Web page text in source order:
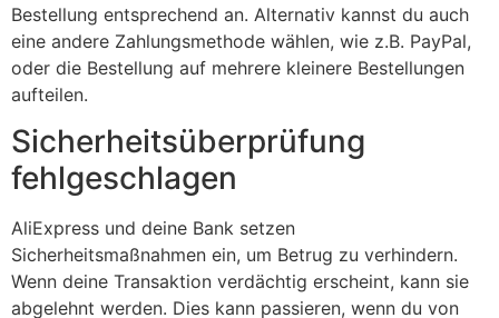
Bestellung entsprechend an. Alternativ kannst du auch
eine andere Zahlungsmethode wählen, wie z.B. PayPal,
oder die Bestellung auf mehrere kleinere Bestellungen
aufteilen.
Sicherheitsüberprüfung
fehlgeschlagen
AliExpress und deine Bank setzen
Sicherheitsmaßnahmen ein, um Betrug zu verhindern.
Wenn deine Transaktion verdächtig erscheint, kann sie
abgelehnt werden. Dies kann passieren, wenn du von